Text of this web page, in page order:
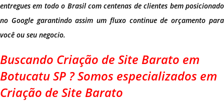
entregues em todo o Brasil com centenas de clientes bem posicionado
no Google garantindo assim um fluxo continue de orçamento para
você ou seu negocio.
Buscando Criação de Site Barato em
Botucatu SP ? Somos especializados em
Criação de Site Barato